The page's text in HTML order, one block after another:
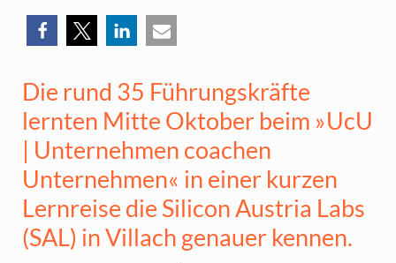
Die rund 35 Führungskräfte
lernten Mitte Oktober beim »UcU
| Unternehmen coachen
Unternehmen« in einer kurzen
Lernreise die Silicon Austria Labs
(SAL) in Villach genauer kennen.